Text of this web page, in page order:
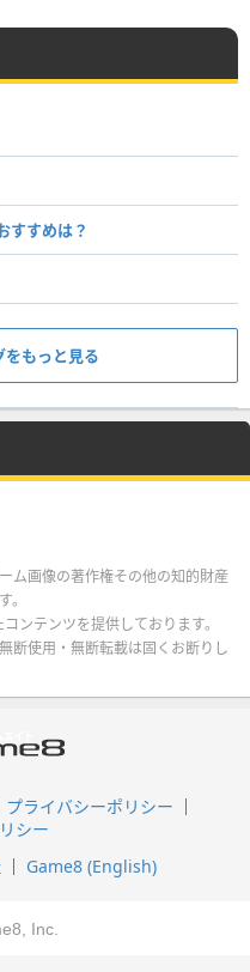
すすめは？
をもっと見る
ム画像の著作権その他の知的財産
ンテンツを提供しております。
断使用・無断転載は固くお断りし
プライバシーポリシー
シー
Game8 (English)
Inc.